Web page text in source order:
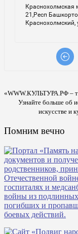
«WWW.КУЛЬТУРА.РФ –
Узнайте больше об
искусстве и
Помним вечно